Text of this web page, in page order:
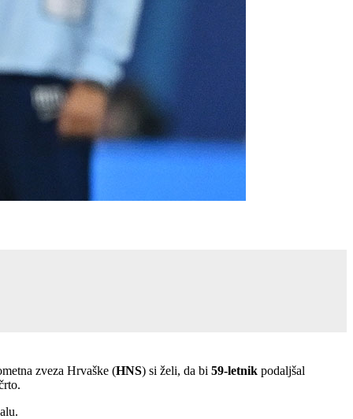
zveza Hrvaške (HNS) si želi, da bi 59-letnik podaljšal